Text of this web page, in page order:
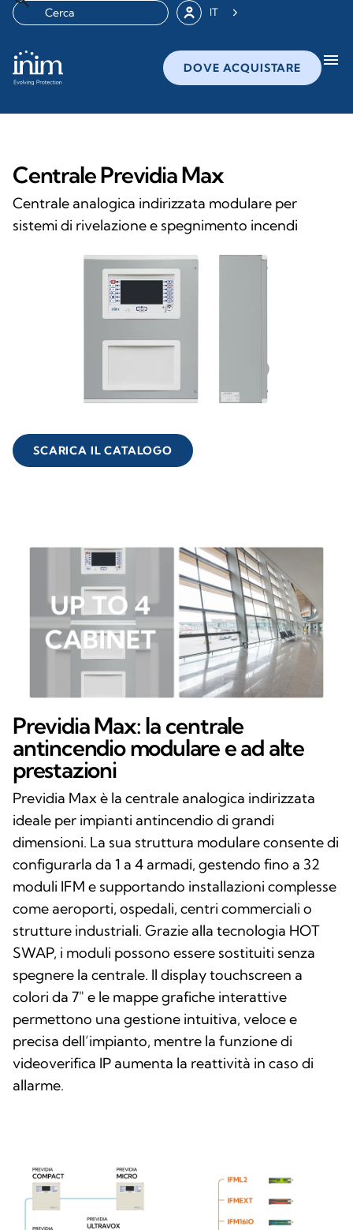
IT
DOVE ACQUISTARE menu
Centrale Previdia Max
Centrale analogica indirizzata modulare per
sistemi di rivelazione e spegnimento incendi
SCARICA IL CATALOGO
Previdia Max: la centrale
antincendio modulare e ad alte
prestazioni
Previdia Max è la centrale analogica indirizzata
ideale per impianti antincendio di grandi
dimensioni. La sua struttura modulare consente di
configurarla da 1 a 4 armadi, gestendo fino a 32
moduli IFM e supportando installazioni complesse
come aeroporti, ospedali, centri commerciali o
strutture industriali. Grazie alla tecnologia HOT
SWAP, i moduli possono essere sostituiti senza
spegnere la centrale. Il display touchscreen a
colori da 7″ e le mappe grafiche interattive
permettono una gestione intuitiva, veloce e
precisa dell’impianto, mentre la funzione di
videoverifica IP aumenta la reattività in caso di
allarme.